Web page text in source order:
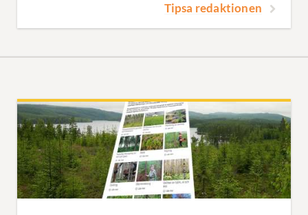
Tipsa redaktionen